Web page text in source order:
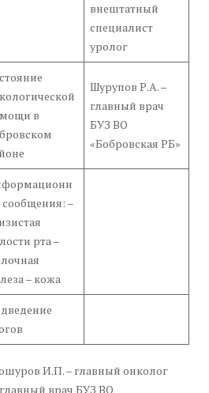
внештатный
специалист
уролог
в
Шурупов Р.А. –
главный врач
БУЗ ВО
«Бобровская РБ»
сообщения: –
рта –
– кожа
И.П. – главный онколог
врач БУЗ ВО